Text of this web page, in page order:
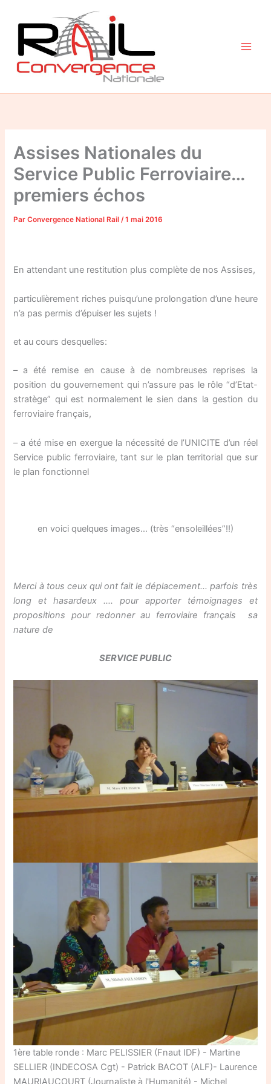
contenu
Assises Nationales du
Service Public Ferroviaire…
premiers échos
ParConvergence National Rail/1 mai 2016
En attendant une restitution plus complète de nos Assises,
particulièrement riches puisqu’une prolongation d’une heure
n’a pas permis d’épuiser les sujets !
et au cours desquelles:
– a été remise en cause à de nombreuses reprises la
position du gouvernement qui n’assure pas le rôle “d’Etat-
stratège” qui est normalement le sien dans la gestion du
ferroviaire français,
– a été mise en exergue la nécessité de l’UNICITE d’un réel
Service public ferroviaire, tant sur le plan territorial que sur
le plan fonctionnel
en voici quelques images… (très “ensoleillées”!!)
Merci à tous ceux qui ont fait le déplacement… parfois très
long et hasardeux …. pour apporter témoignages et
propositions pour redonner au ferroviaire français sa
nature de
SERVICE PUBLIC
1ère table ronde : Marc PELISSIER (Fnaut IDF) - Martine
SELLIER (INDECOSA Cgt) - Patrick BACOT (ALF)- Laurence
MAURIAUCOURT (Journaliste à l'Humanité) - Michel